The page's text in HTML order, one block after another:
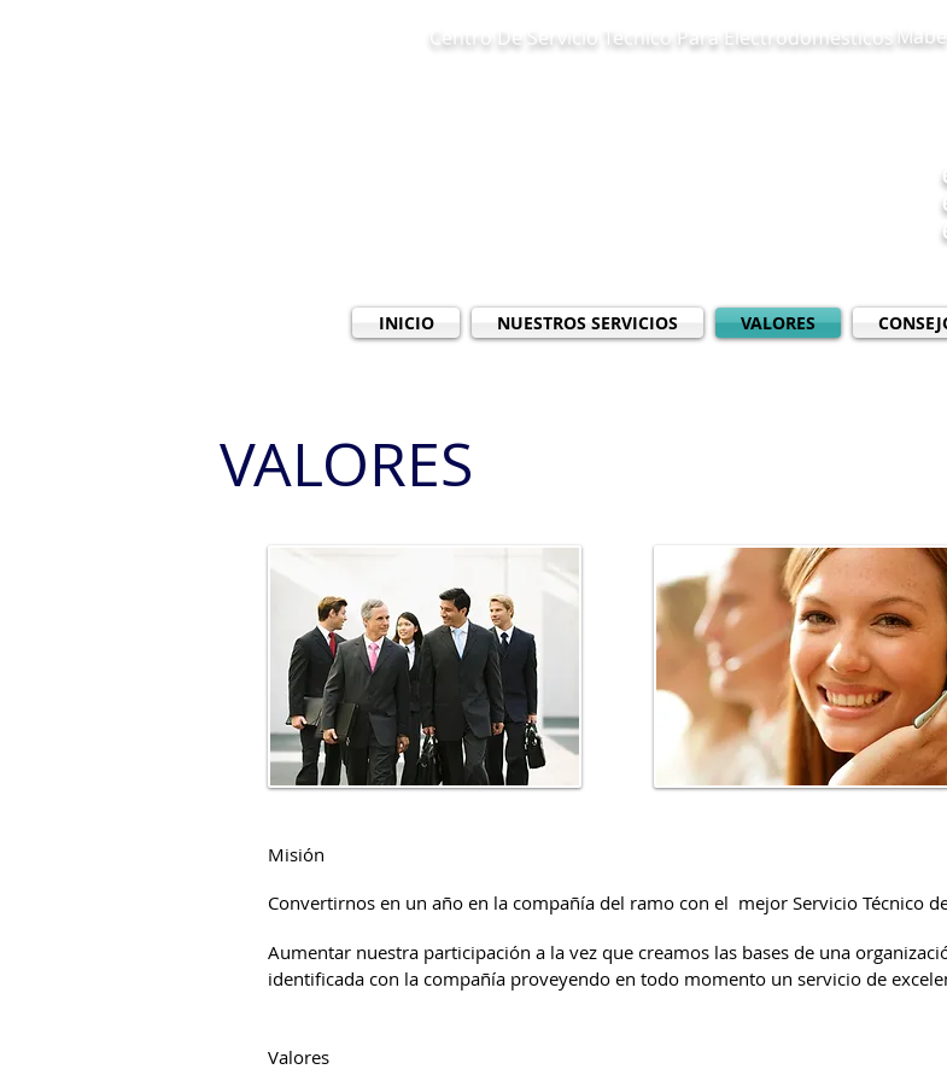
Centro De Servicio Técnico Para Electrodomésticos
INICIO NUESTROS SERVICIOS VALORES
VALORES
Misión
Convertirnos en un año en la compañía del ramo con el mejor Servicio Técnico
Aumentar nuestra participación a la vez que creamos las bases de una
identificada con la compañía proveyendo en todo momento un servicio de
Valores